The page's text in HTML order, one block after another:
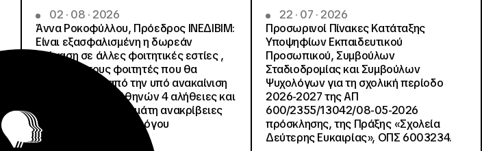
02 · 08 · 2026
Άννα Ροκοφύλλου, Πρόεδρος ΙΝΕΔΙΒΙΜ:
Είναι εξασφαλισμένη η δωρεάν
στέγαση σε άλλες φοιτητικές εστίες ,
για όλους τους φοιτητές που θα
μετακινηθούν από την υπό ανακαίνιση
Φοιτητική Εστία Αθηνών 4 αλήθειες και
4 ψέματα για την γεμάτη ανακρίβειες
ανακοίνωση του Συλλόγου
Οικοτρόφων της ΦΕΑ
22 · 07 · 2026
Προσωρινοί Πίνακες Κατάταξης
Υποψηφίων Εκπαιδευτικού
Προσωπικού, Συμβούλων
Σταδιοδρομίας και Συμβούλων
Ψυχολόγων για τη σχολική περίοδο
2026-2027 της ΑΠ
600/2355/13042/08-05-2026
πρόσκλησης, της Πράξης «Σχολεία
Δεύτερης Ευκαιρίας», ΟΠΣ 6003234.